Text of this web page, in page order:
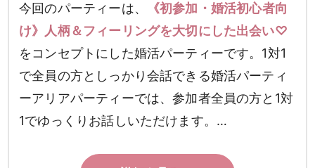
今回のパーティーは、
《初参加・婚活初心者向
け》人柄＆フィーリングを大切にした出会い♡
をコンセプトにした婚活パーティーです。1対1
で全員の方としっかり会話できる婚活パーティ
ーアリアパーティーでは、参加者全員の方と1対
1でゆっくりお話しいただけます。…